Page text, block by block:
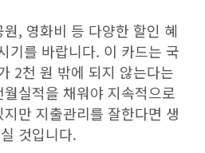
, 영화비 등 다양한 할인 혜
기를 바랍니다. 이 카드는 국
2천 원 밖에 되지 않는다는
실적을 채워야 지속적으로
만 지출관리를 잘한다면 생
것입니다.